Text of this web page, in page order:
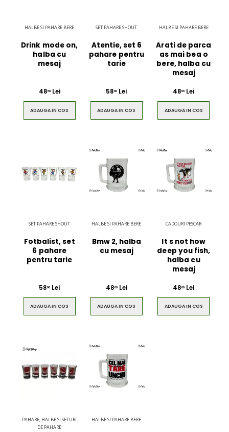
HALBE SI PAHARE BERE
Drink mode on,
halba cu
mesaj
4800Lei
ADAUGA IN COS
SET PAHARE SHOUT
Atentie, set 6
pahare pentru
tarie
5800 Lei
ADAUGA IN COS
HALBE SI PAHARE BERE
Arati de parca
as mai bea o
bere, halba cu
mesaj
4800 Lei
ADAUGA IN COS
SET PAHARE SHOUT
Fotbalist, set
6 pahare
pentru tarie
5800 Lei
ADAUGA IN COS
HALBE SI PAHARE BERE
Bmw 2, halba
cu mesaj
4800Lei
ADAUGA IN COS
CADOURI PESCAR
It s not how
deep you fish,
halba cu
mesaj
4800 Lei
ADAUGA IN COS
PAHARE, HALBE SI SETURI
DE PAHARE
HALBE SI PAHARE BERE